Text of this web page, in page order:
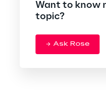
Want to know
topic?
Ask Rose